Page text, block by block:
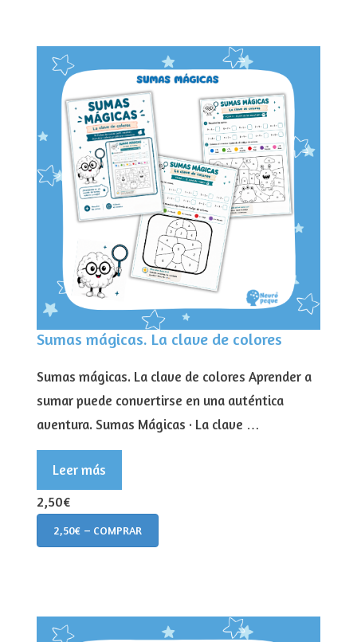
Sumas mágicas. La clave de colores
Sumas mágicas. La clave de colores Aprender a
sumar puede convertirse en una auténtica
aventura. Sumas Mágicas · La clave …
Leer más
2,50€
2,50€ – COMPRAR